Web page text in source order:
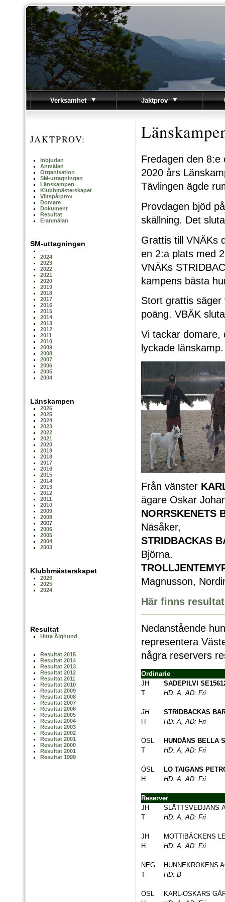
Verksamhet Jaktprov
Fredagen den 8:e
2020 års
Tävlingen ägde
Provdagen bjöd
skällning. Det
Grattis till VNÄKs
en 2:a plats med
VNÄKs
kampens bästa
Stort grattis säger
poäng. VBÄK
Vi tackar domare,
lyckade länskamp.
Från vänster
ägare Oskar
NORRSKENETS
Näsåker,
STRIDBACKAS
Björna.
Magnusson,
Här finns
Nedanstående
representera
några reservers
Ordinarie
JH
SADEPILVI
T
HD: A, AD: Fri
JH
STRIDBACKAS
H
HD: A, AD: Fri
ÖSL
HUNDÅNS BELLA
T
HD: A, AD: Fri
ÖSL
LO TAIGANS
H
HD: A, AD: Fri
Reserver
JH
SLÅTTSVEDJANS
T
HD: A, AD: Fri
JH
MOTTIBÄCKENS
H
HD: A, AD: Fri
NEG
HUNNEKROKENS
T
HD: B
ÖSL
KARL-OSKARS
JAKTPROV:
Inbjudan
Anmälan
Organisation
SM-uttagningen
Länskampen
Klubbmästerskapet
Viltspårprov
Domare
Dokument
Resultat
E-anmälan
SM-uttagningen
----
2024
2023
2022
2021
2020
2019
2018
2017
2016
2015
2014
2013
2012
2011
2010
2009
2008
2007
2006
2005
2004
Länskampen
2026
2025
2024
2023
2022
2021
2020
2019
2018
2017
2016
2015
2014
2013
2012
2011
2010
2009
2008
2007
2006
2005
2004
2003
Klubbmästerskapet
2026
2025
2024
Resultat
Hitta Älghund
Resultat 2015
Resultat 2014
Resultat 2013
Resultat 2012
Resultat 2011
Resultat 2010
Resultat 2009
Resultat 2008
Resultat 2007
Resultat 2006
Resultat 2005
Resultat 2004
Resultat 2003
Resultat 2002
Resultat 2001
Resultat 2000
Resultat 2001
Resultat 1999